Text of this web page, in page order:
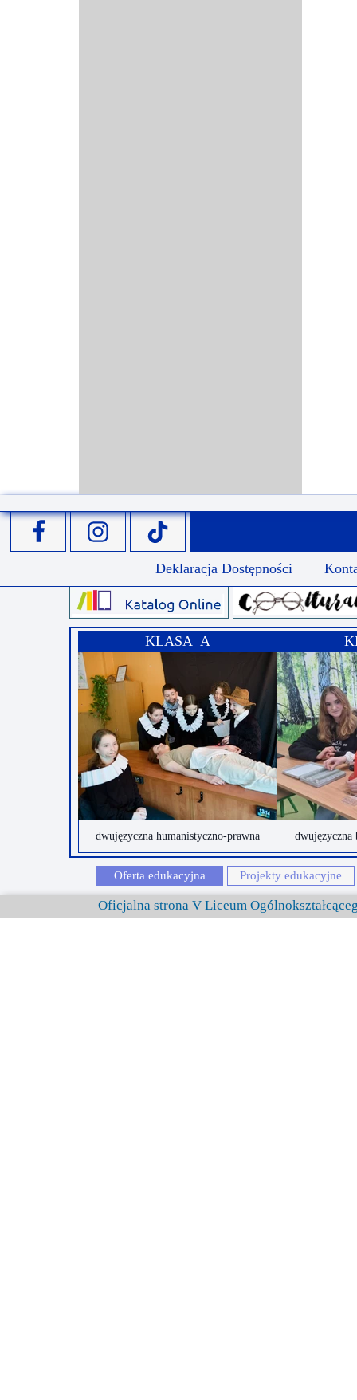
KLASA A
dwujęzyczna
dwujęzyczna humanistyczno-prawna
Deklaracja Dostępności
Projekty edukacyjne
Oferta edukacyjna
Oficjalna strona V Liceum